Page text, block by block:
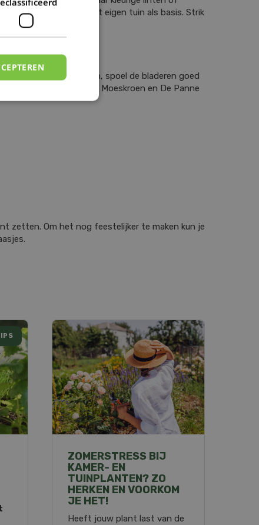
of van takken uit eigen tuin als basis. Strik
wat klimop uit de tuin, spoel de bladeren goed
In ons tuincentrum in Moeskroen en De Panne
zetten. Om het nog feestelijker te maken kun je
ZOMERSTRESS BIJ
KAMER- EN
TUINPLANTEN? ZO
HERKEN EN VOORKOM
JE HET!
Heeft jouw plant last van de